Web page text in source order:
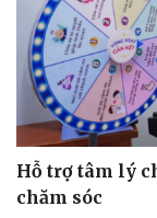
Hỗ trợ tâm lý
chăm sóc